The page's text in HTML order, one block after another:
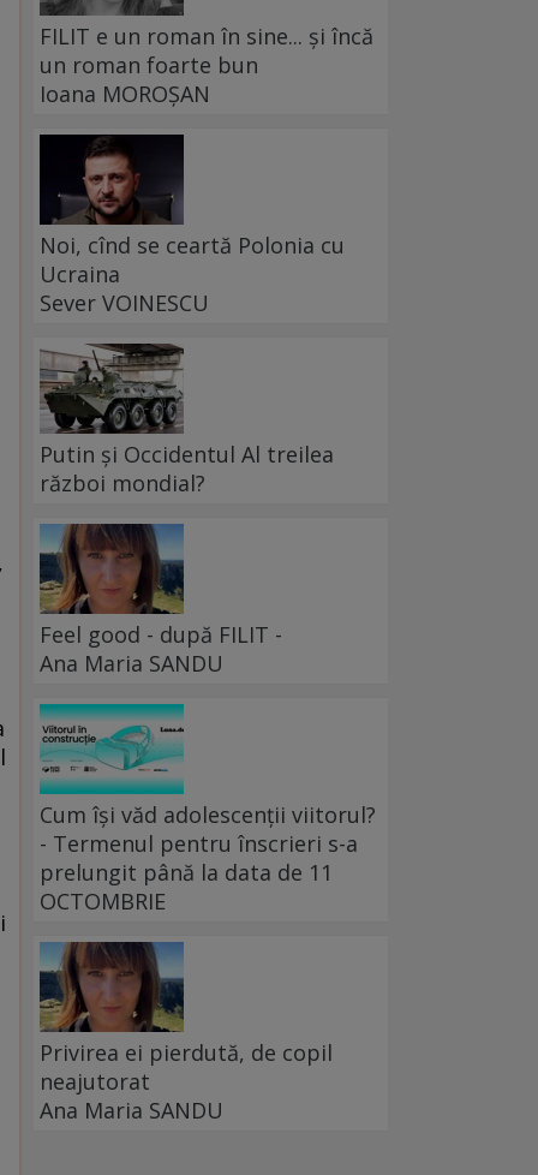
FILIT e un roman în sine... și încă
un roman foarte bun
Ioana MOROȘAN
Noi, cînd se ceartă Polonia cu
Ucraina
Sever VOINESCU
Putin și Occidentul Al treilea
război mondial?
Feel good - după FILIT -
Ana Maria SANDU
Cum își văd adolescenții viitorul?
- Termenul pentru înscrieri s-a
prelungit până la data de 11
OCTOMBRIE
Privirea ei pierdută, de copil
neajutorat
Ana Maria SANDU